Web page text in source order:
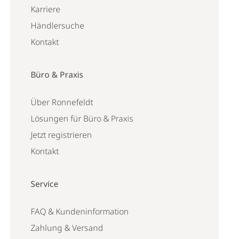
Karriere
Händlersuche
Kontakt
Büro & Praxis
Über Ronnefeldt
Lösungen für Büro & Praxis
Jetzt registrieren
Kontakt
Service
FAQ & Kundeninformation
Zahlung & Versand